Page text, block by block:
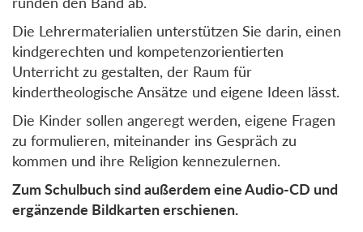
Die Lehrermaterialien unterstützen Sie darin, einen
kindgerechten und kompetenzorientierten
Unterricht zu gestalten, der Raum für
kindertheologische Ansätze und eigene Ideen lässt.
Die Kinder sollen angeregt werden, eigene Fragen
zu formulieren, miteinander ins Gespräch zu
kommen und ihre Religion kennezulernen.
Zum Schulbuch sind außerdem eine Audio-CD und
ergänzende Bildkarten erschienen.